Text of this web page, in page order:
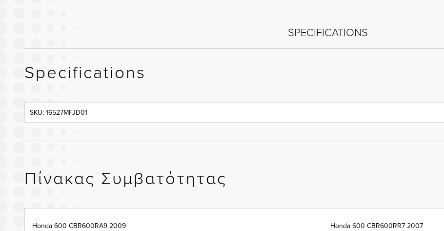
SPECIFICATIONS
Specifications
SKU: 16527MFJD01
Πίνακας Συμβατότητας
Honda 600 CBR600RA9 2009
Honda 600 CBR600RR7 2007